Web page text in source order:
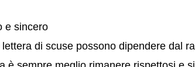
e sincero
di scuse possono dipendere dal